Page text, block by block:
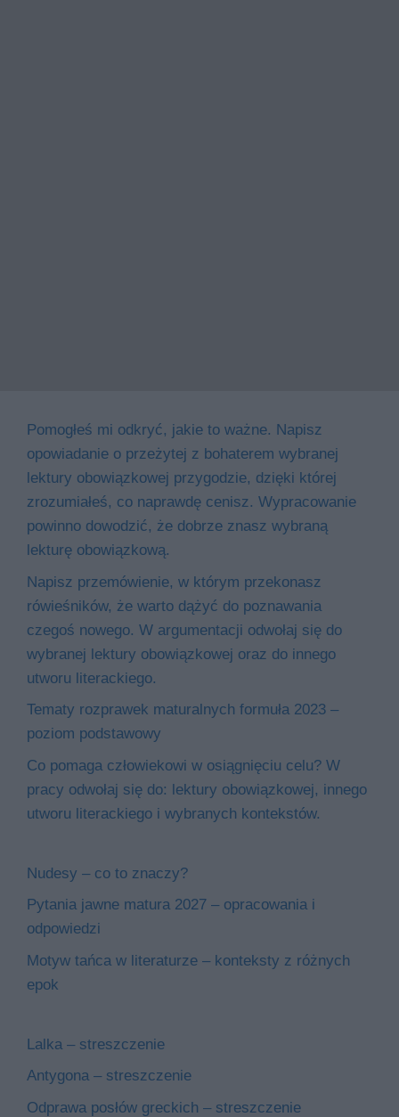
Pomogłeś mi odkryć, jakie to ważne. Napisz
opowiadanie o przeżytej z bohaterem wybranej
lektury obowiązkowej przygodzie, dzięki której
zrozumiałeś, co naprawdę cenisz. Wypracowanie
powinno dowodzić, że dobrze znasz wybraną
lekturę obowiązkową.
Napisz przemówienie, w którym przekonasz
rówieśników, że warto dążyć do poznawania
czegoś nowego. W argumentacji odwołaj się do
wybranej lektury obowiązkowej oraz do innego
utworu literackiego.
Tematy rozprawek maturalnych formuła 2023 –
poziom podstawowy
Co pomaga człowiekowi w osiągnięciu celu? W
pracy odwołaj się do: lektury obowiązkowej, innego
utworu literackiego i wybranych kontekstów.
Nudesy – co to znaczy?
Pytania jawne matura 2027 – opracowania i
odpowiedzi
Motyw tańca w literaturze – konteksty z różnych
epok
Lalka – streszczenie
Antygona – streszczenie
Odprawa posłów greckich – streszczenie